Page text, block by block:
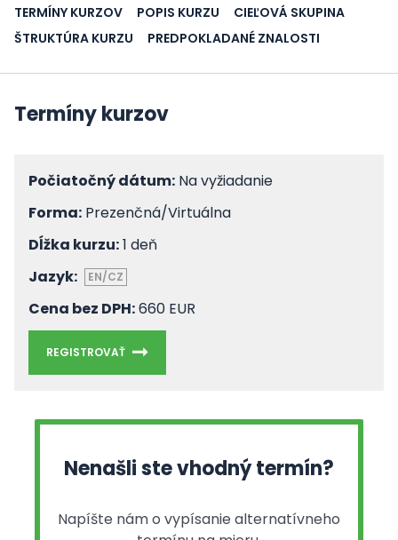
TERMÍNY KURZOV POPIS KURZU
CIEĽOVÁ SKUPINA
ŠTRUKTÚRA KURZU
PREDPOKLADANÉ ZNALOSTI
Termíny kurzov
Počiatočný dátum: Na vyžiadanie
Forma: Prezenčná/Virtuálna
Dĺžka kurzu:1 deň
Jazyk:
EN/CZ
Cena bez DPH:660 EUR
REGISTROVAŤ
Nenašli ste vhodný termín?
Napíšte nám o vypísanie alternatívneho